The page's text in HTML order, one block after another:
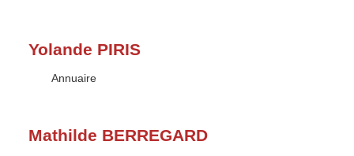
Yolande PIRIS
Type :
Annuaire
Mathilde BERREGARD